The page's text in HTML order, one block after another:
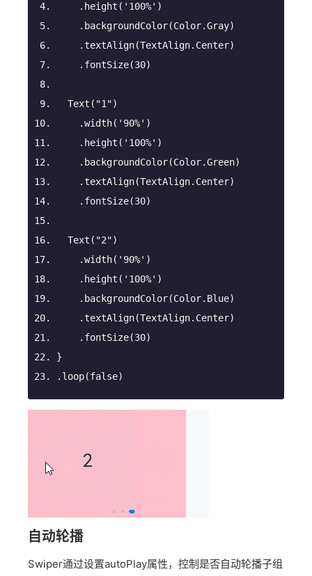
.height ( '100%' )
.backgroundColor(Color.Gray)
.textAlign(TextAlign.Center)
.fontSize(30)
Text ( "1")
.width( '90%' )
.height ( '100%' )
.backgroundColor(Color.Green)
.textAlign(TextAlign.Center)
.fontSize(30)
Text ( "2")
.width( '90%' )
.height ( '100%' )
.backgroundColor(Color.Blue)
.textAlign(TextAlign.Center)
.fontSize(30)
}
.loop(false)
自动轮播
Swiper通过设置autoPlay属性，控制是否自动轮播子组